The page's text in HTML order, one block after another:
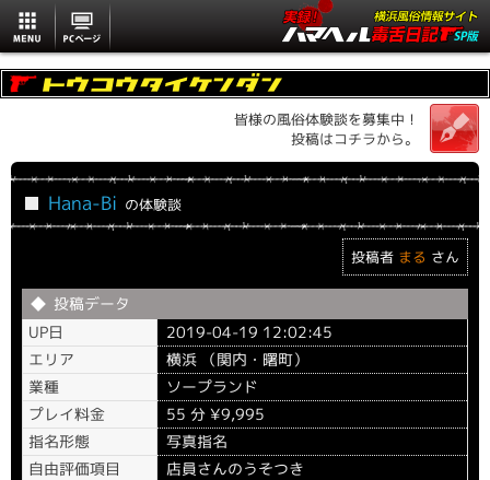
MENU PCページ
皆様の風俗体験談を募集中！
投稿はコチラから。
Hana-Bi の体験談
投稿者 まる さん
投稿データ
UP日
2019-04-19 12:02:45
エリア
横浜 （関内・曙町）
業種
ソープランド
プレイ料金
55 分 ¥9,995
指名形態
写真指名
自由評価項目
店員さんのうそつき